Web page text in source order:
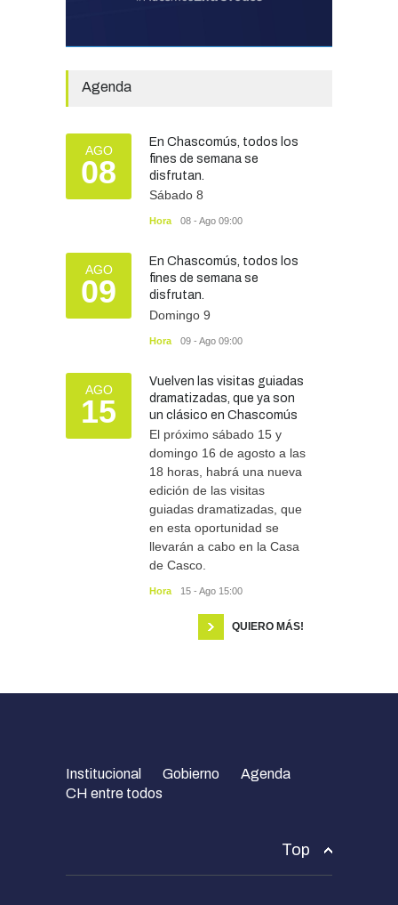
Avanza el proceso
OBRAS Y SERVICIOS 29/07/2026
Silvina Lantaño: “Estar
preparados e informados
nos protege a todos”
Agenda
AGO
08
En Chascomús, todos los
fines de semana se
disfrutan.
Sábado 8
Hora 08 - Ago 09:00
AGO
09
En Chascomús, todos los
fines de semana se
disfrutan.
Domingo 9
Hora 09 - Ago 09:00
AGO
15
Vuelven las visitas guiadas
dramatizadas, que ya son
un clásico en Chascomús
El próximo sábado 15 y
domingo 16 de agosto a las
18 horas, habrá una nueva
edición de las visitas
guiadas dramatizadas, que
en esta oportunidad se
llevarán a cabo en la Casa
de Casco.
Hora 15 - Ago 15:00
QUIERO MÁS!
Institucional Gobierno
Agenda
CH entre todos
Top